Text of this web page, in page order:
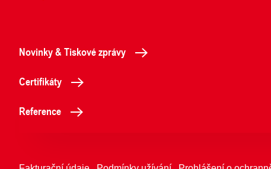
Novinky & Tiskové zprávy
Certifikáty
Reference